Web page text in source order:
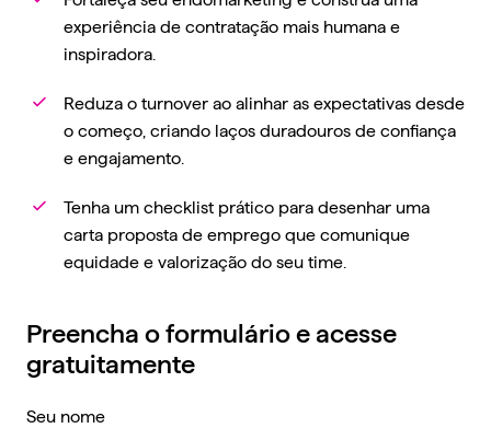
experiência de contratação mais humana e
inspiradora.
Reduza o turnover ao alinhar as expectativas desde
o começo, criando laços duradouros de confiança
e engajamento.
Tenha um checklist prático para desenhar uma
carta proposta de emprego que comunique
equidade e valorização do seu time.
Preencha o formulário e acesse
gratuitamente
Seu nome